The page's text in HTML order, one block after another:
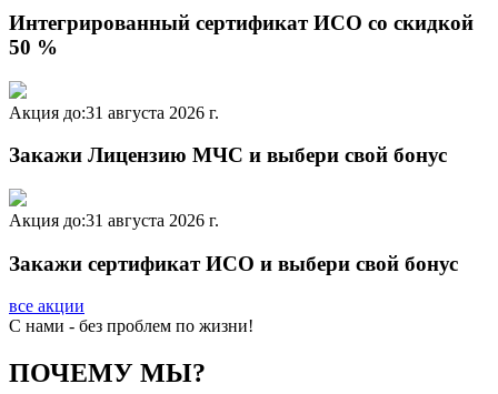
Интегрированный сертификат ИСО со скидкой
50 %
Акция до:31 августа 2026 г.
Закажи Лицензию МЧС и выбери свой бонус
Акция до:31 августа 2026 г.
Закажи сертификат ИСО и выбери свой бонус
все акции
C нами - без проблем по жизни!
ПОЧЕМУ МЫ?